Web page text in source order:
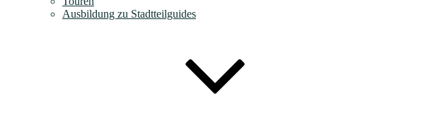
Ausbildung zu Stadtteilguides